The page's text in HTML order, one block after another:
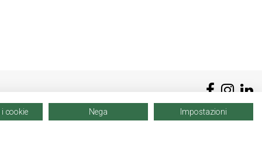
cookie Nega Impostazioni